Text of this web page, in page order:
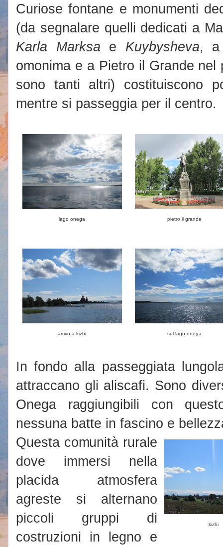
Curiose fontane e monumenti
(da segnalare quelli dedicati a
Karla Marksa e Kuybysheva, a
omonima e a Pietro il Grande
sono tanti altri) costituiscono
mentre si passeggia per il centro.
lago onega pietro il grande
arrivo a kizhi sul lago onega
In fondo alla passeggiata
attraccano gli aliscafi. Sono
Onega raggiungibili con
nessuna batte in fascino e
kizhi
Questa comunità rurale
dove immersi nella
placida atmosfera
agreste si alternano
piccoli gruppi di
costruzioni in legno e